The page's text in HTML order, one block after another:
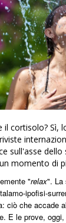
il cortisolo? Sì,
sull'asse dello
momento di
"relax". La
ipofisi-
ciò che accade
E le prove,